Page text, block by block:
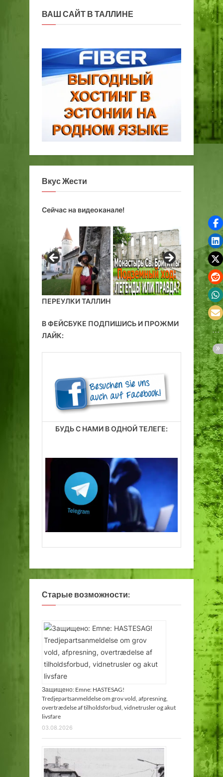
ВАШ САЙТ В ТАЛЛИНЕ
Вкус Жести
Сейчас на видеоканале!
ПЕРЕУЛКИ ТАЛЛИН
В ФЕЙСБУКЕ ПОДПИШИСЬ И ПРОЖМИ
ЛАЙК:
БУДЬ С НАМИ В ОДНОЙ ТЕЛЕГЕ:
Старые возможности:
Защищено: Emne: HASTESAG!
Tredjepartsanmeldelse om grov vold, afpresning,
overtrædelse af tilholdsforbud, vidnetrusler og akut
livsfare
03.08.2026